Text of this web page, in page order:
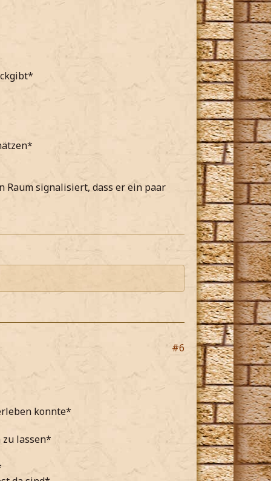
Raum signalisiert, dass er ein paar
#6
konnte*
zu lassen*